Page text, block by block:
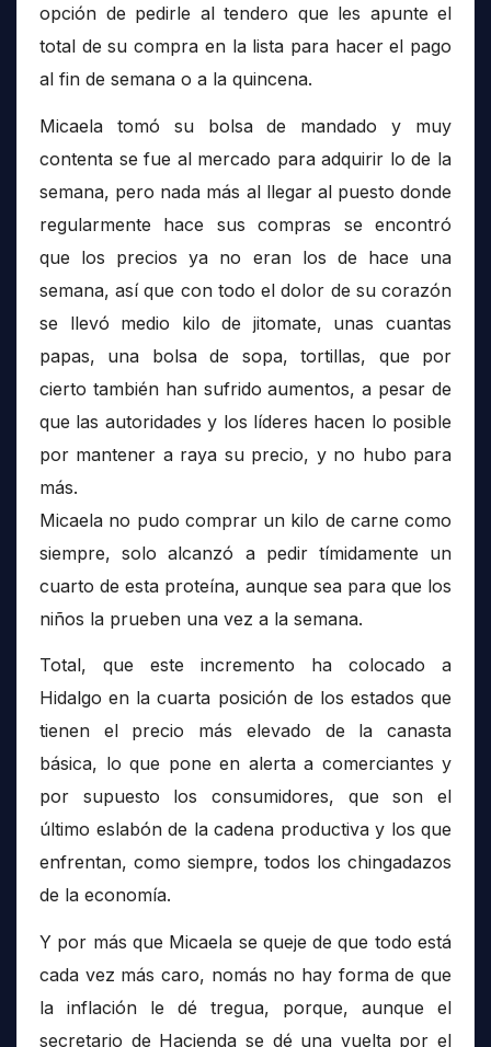
opción de pedirle al tendero que les apunte el
total de su compra en la lista para hacer el pago
al fin de semana o a la quincena.
Micaela tomó su bolsa de mandado y muy
contenta se fue al mercado para adquirir lo de la
semana, pero nada más al llegar al puesto donde
regularmente hace sus compras se encontró
que los precios ya no eran los de hace una
semana, así que con todo el dolor de su corazón
se llevó medio kilo de jitomate, unas cuantas
papas, una bolsa de sopa, tortillas, que por
cierto también han sufrido aumentos, a pesar de
que las autoridades y los líderes hacen lo posible
por mantener a raya su precio, y no hubo para
más.
Micaela no pudo comprar un kilo de carne como
siempre, solo alcanzó a pedir tímidamente un
cuarto de esta proteína, aunque sea para que los
niños la prueben una vez a la semana.
Total, que este incremento ha colocado a
Hidalgo en la cuarta posición de los estados que
tienen el precio más elevado de la canasta
básica, lo que pone en alerta a comerciantes y
por supuesto los consumidores, que son el
último eslabón de la cadena productiva y los que
enfrentan, como siempre, todos los chingadazos
de la economía.
Y por más que Micaela se queje de que todo está
cada vez más caro, nomás no hay forma de que
la inflación le dé tregua, porque, aunque el
secretario de Hacienda se dé una vuelta por el